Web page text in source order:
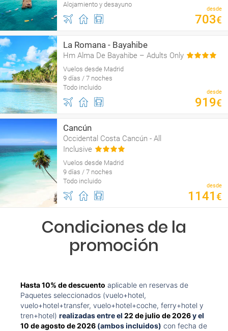
Alojamiento y desayuno
desde
703€
La Romana - Bayahibe
Hm Alma De Bayahibe – Adults Only
Vuelos desde Madrid
9 días / 7 noches
Todo incluido
desde
919€
Cancún
Occidental Costa Cancún - All
Inclusive
Vuelos desde Madrid
9 días / 7 noches
Todo incluido
desde
1141 €
Condiciones de la
promoción
Hasta 10% de descuento aplicable en reservas de
Paquetes seleccionados (vuelo+hotel,
vuelo+hotel+transfer, vuelo+hotel+coche, ferry+hotel y
tren+hotel) realizadas entre el 22 de julio de 2026y el
10 de agosto de 2026 (ambos incluidos) con fecha de